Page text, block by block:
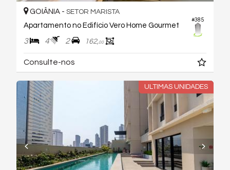
#385
GOIÂNIA - SETOR MARISTA
Apartamento no Edifício Vero Home Gourmet
3 4 2 162,00
Consulte-nos
ULTIMAS UNIDADES